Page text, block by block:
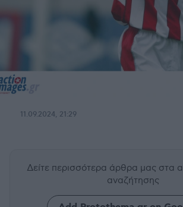
11.09.2024, 21:29
Δείτε περισσότερα άρθρα μας στα
αναζήτησης